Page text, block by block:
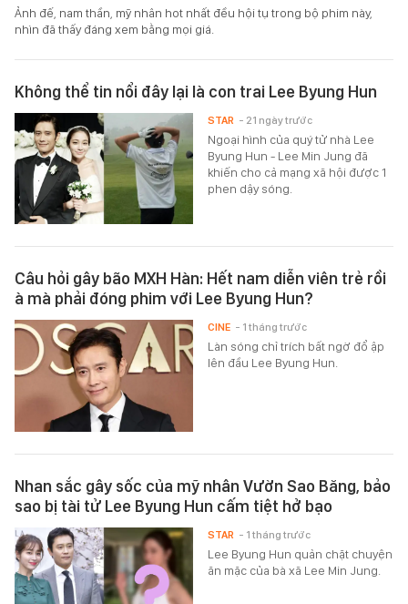
Ảnh đế, nam thần, mỹ nhân hot nhất đều hội tụ trong bộ phim này,
nhìn đã thấy đáng xem bằng mọi giá.
Không thể tin nổi đây lại là con trai Lee Byung Hun
Ngoại hình của quý tử nhà Lee
Byung Hun - Lee Min Jung đã
khiến cho cả mạng xã hội được 1
phen dậy sóng.
STAR - 21 ngày trước
Câu hỏi gây bão MXH Hàn: Hết nam diễn viên trẻ rồi
à mà phải đóng phim với Lee Byung Hun?
Làn sóng chỉ trích bất ngờ đổ ập
lên đầu Lee Byung Hun.
CINE - 1 tháng trước
Nhan sắc gây sốc của mỹ nhân Vườn Sao Băng, bảo
sao bị tài tử Lee Byung Hun cấm tiệt hở bạo
Lee Byung Hun quản chặt chuyện
ăn mặc của bà xã Lee Min Jung.
STAR - 1 tháng trước